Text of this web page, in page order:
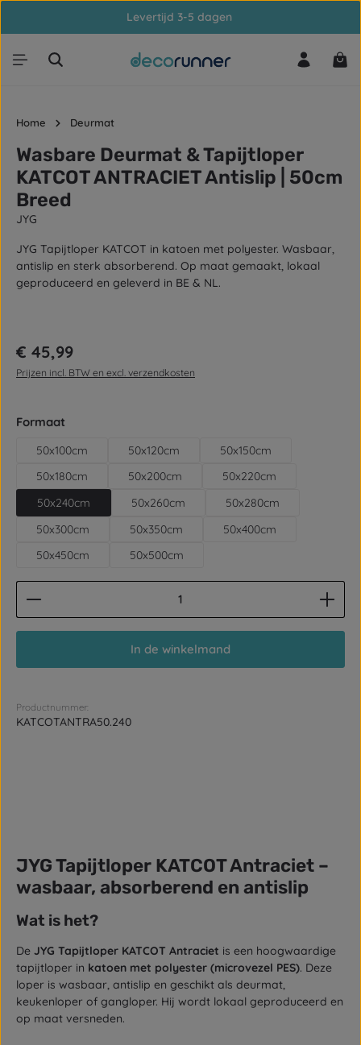
Ga naar de hoofdinhoudLevertijd 3-5 dagen
Home Deurmat
Wasbare Deurmat & Tapijtloper
KATCOT ANTRACIET Antislip | 50cm
Breed
JYG
JYG Tapijtloper KATCOT in katoen met polyester. Wasbaar,
antislip en sterk absorberend. Op maat gemaakt, lokaal
geproduceerd en geleverd in BE & NL.
Normale prijs:
€ 45,99
Prijzen incl. BTW en excl. verzendkosten
Selecteer
Formaat
50x100cm 50x120cm
50x150cm
50x180cm
50x200cm
50x220cm
50x240cm
50x260cm
50x280cm
50x300cm
50x350cm
50x400cm
50x450cm
50x500cm
Producthoeveelheid: Voer de gewenste
In de winkelmand
Productnummer:
KATCOTANTRA50.240
JYG Tapijtloper KATCOT Antraciet –
wasbaar, absorberend en antislip
Wat is het?
De JYG Tapijtloper KATCOT Antraciet is een hoogwaardige
tapijtloper in katoen met polyester (microvezel PES). Deze
loper is wasbaar, antislip en geschikt als deurmat,
keukenloper of gangloper. Hij wordt lokaal geproduceerd en
op maat versneden.